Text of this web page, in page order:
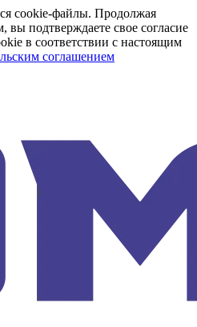
cookie-файлы. Продолжая
вы подтверждаете свое согласие
в соответствии с настоящим
соглашением